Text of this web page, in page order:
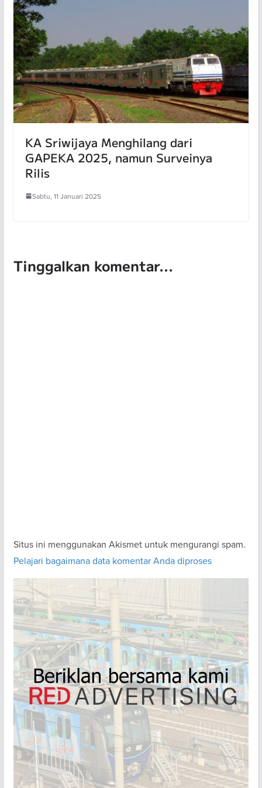
KA Sriwijaya Menghilang dari
GAPEKA 2025, namun Surveinya
Rilis
Sabtu, 11 Januari 2025
Tinggalkan komentar...
Situs ini menggunakan Akismet untuk mengurangi spam.
Pelajari bagaimana data komentar Anda diproses